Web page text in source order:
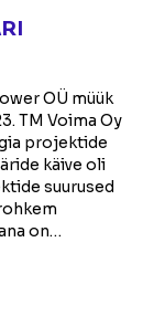
OÜ müük
TM Voima Oy
projektide
käive oli
suurused
on…